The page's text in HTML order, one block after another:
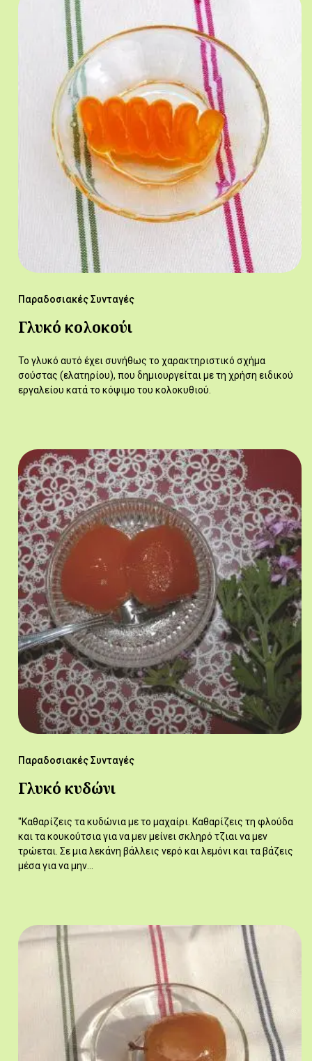
Παραδοσιακές Συνταγές
Γλυκό κολοκούι
Το γλυκό αυτό έχει συνήθως το χαρακτηριστικό σχήμα
σούστας (ελατηρίου), που δημιουργείται με τη χρήση ειδικού
εργαλείου κατά το κόψιμο του κολοκυθιού.
Παραδοσιακές Συνταγές
Γλυκό κυδώνι
"Καθαρίζεις τα κυδώνια με το μαχαίρι. Καθαρίζεις τη φλούδα
και τα κουκούτσια για να μεν μείνει σκληρό τζιαι να μεν
τρώεται. Σε μια λεκάνη βάλλεις νερό και λεμόνι και τα βάζεις
μέσα για να μην…